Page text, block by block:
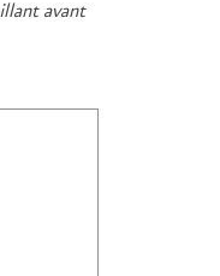
avant